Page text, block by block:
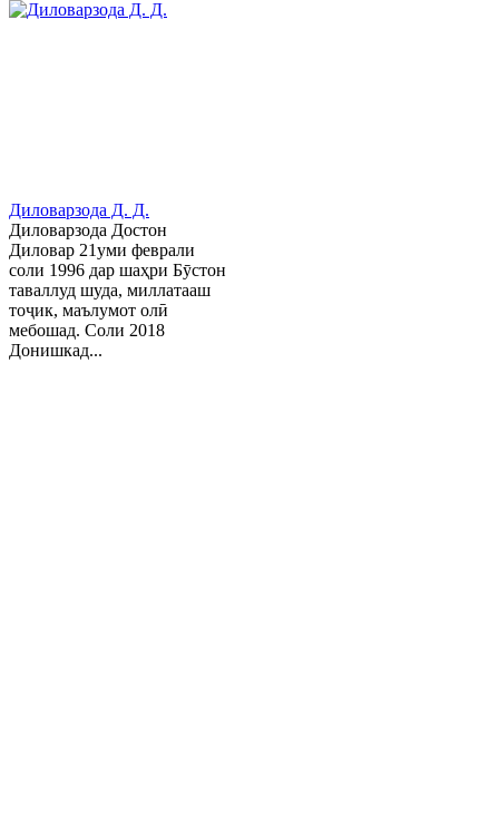
Диловарзода Д. Д.
Диловарзода Достон
Диловар 21уми феврали
соли 1996 дар шаҳри Бӯстон
таваллуд шуда, миллатааш
тоҷик, маълумот олӣ
мебошад. Соли 2018
Донишкад...